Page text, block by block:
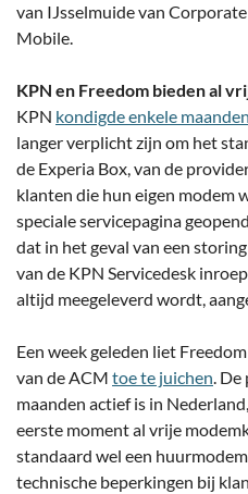
van IJsselmuide van
Mobile.
KPN en Freedom bieden al
KPN kondigde enkele
langer verplicht zijn om het
de Experia Box, van de
klanten die hun eigen modem
speciale servicepagina
dat in het geval van een
van de KPN Servicedesk
altijd meegeleverd wordt,
Een week geleden liet
van de ACM toe te juichen. De
maanden actief is in
eerste moment al vrije
standaard wel een
technische beperkingen bij